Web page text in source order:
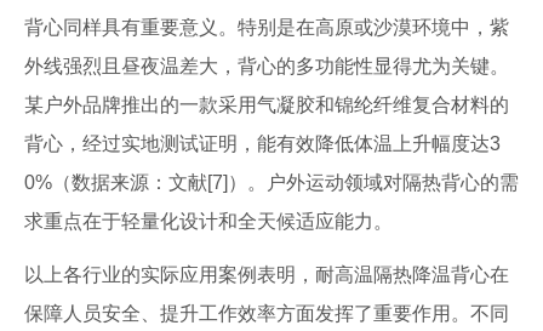
背心同样具有重要意义。特别是在高原或沙漠环境中，紫
外线强烈且昼夜温差大，背心的多功能性显得尤为关键。
某户外品牌推出的一款采用气凝胶和锦纶纤维复合材料的
背心，经过实地测试证明，能有效降低体温上升幅度达3
0%（数据来源：文献[7]）。户外运动领域对隔热背心的需
求重点在于轻量化设计和全天候适应能力。
以上各行业的实际应用案例表明，耐高温隔热降温背心在
保障人员安全、提升工作效率方面发挥了重要作用。不同